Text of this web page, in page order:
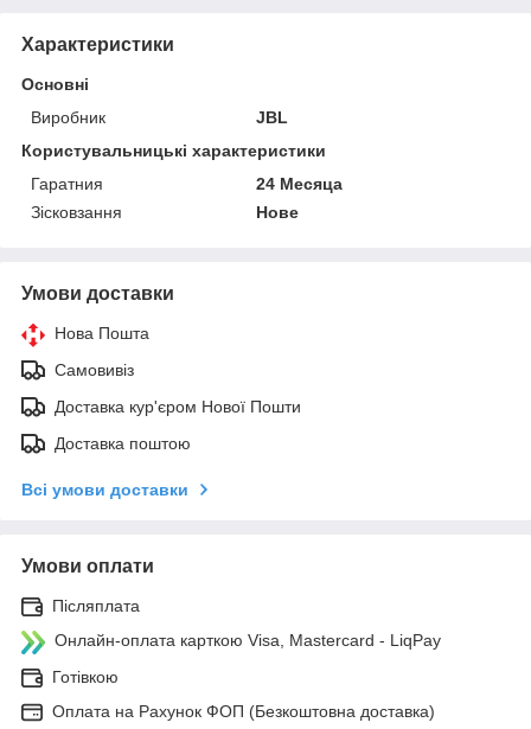
Характеристики
Основні
Виробник
JBL
Користувальницькі характеристики
Гаратния
24 Месяца
Зісковзання
Нове
Умови доставки
Нова Пошта
Самовивіз
Доставка кур'єром Нової Пошти
Доставка поштою
Всі умови доставки
Умови оплати
Післяплата
Онлайн-оплата карткою Visa, Mastercard - LiqPay
Готівкою
Оплата на Рахунок ФОП (Безкоштовна доставка)